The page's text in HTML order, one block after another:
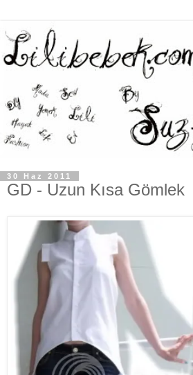
30 Haz 2011
GD - Uzun Kısa Gömlek